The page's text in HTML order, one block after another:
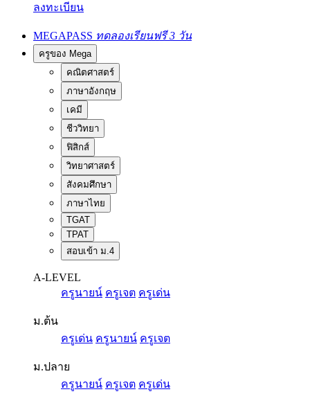
ลงทะเบียน
MEGAPASS ทดลองเรียนฟรี 3 วัน
ครูของ Mega
คณิตศาสตร์
ภาษาอังกฤษ
เคมี
ชีววิทยา
ฟิสิกส์
วิทยาศาสตร์
สังคมศึกษา
ภาษาไทย
TGAT
TPAT
สอบเข้า ม.4
A-LEVEL
ครูนายน์ ครูเจต ครูเด่น
ม.ต้น
ครูเด่น ครูนายน์ ครูเจต
ม.ปลาย
ครูนายน์ ครูเจต ครูเด่น